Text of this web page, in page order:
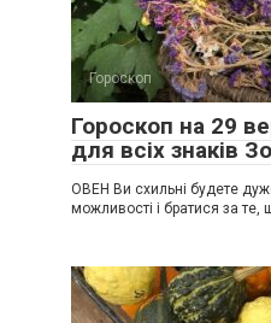
Гороскоп
Гороскоп на 29
для всіх знаків
ОВЕН Ви схильні будете
можливості і братися за те,